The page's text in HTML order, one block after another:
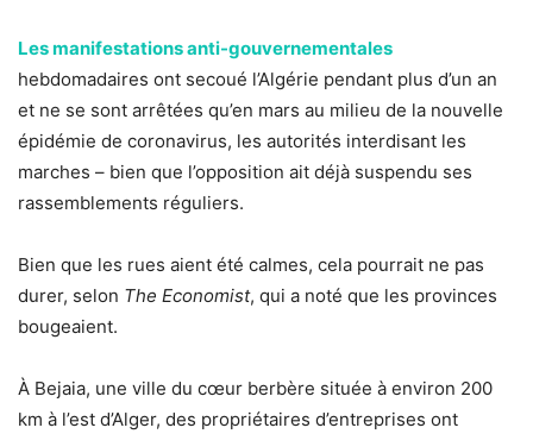
Les manifestations anti-gouvernementales
hebdomadaires ont secoué l’Algérie pendant plus d’un an
et ne se sont arrêtées qu’en mars au milieu de la nouvelle
épidémie de coronavirus, les autorités interdisant les
marches – bien que l’opposition ait déjà suspendu ses
rassemblements réguliers.
Bien que les rues aient été calmes, cela pourrait ne pas
durer, selon The Economist, qui a noté que les provinces
bougeaient.
À Bejaia, une ville du cœur berbère située à environ 200
km à l’est d’Alger, des propriétaires d’entreprises ont